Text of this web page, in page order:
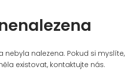
nebyla nalezena. Pokud si myslíte,
existovat, kontaktujte nás.